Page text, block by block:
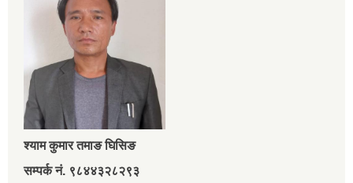
श्‍याम कुमार तमाङ घिसिङ
सम्पर्क नं. ९८४४३२८२९३